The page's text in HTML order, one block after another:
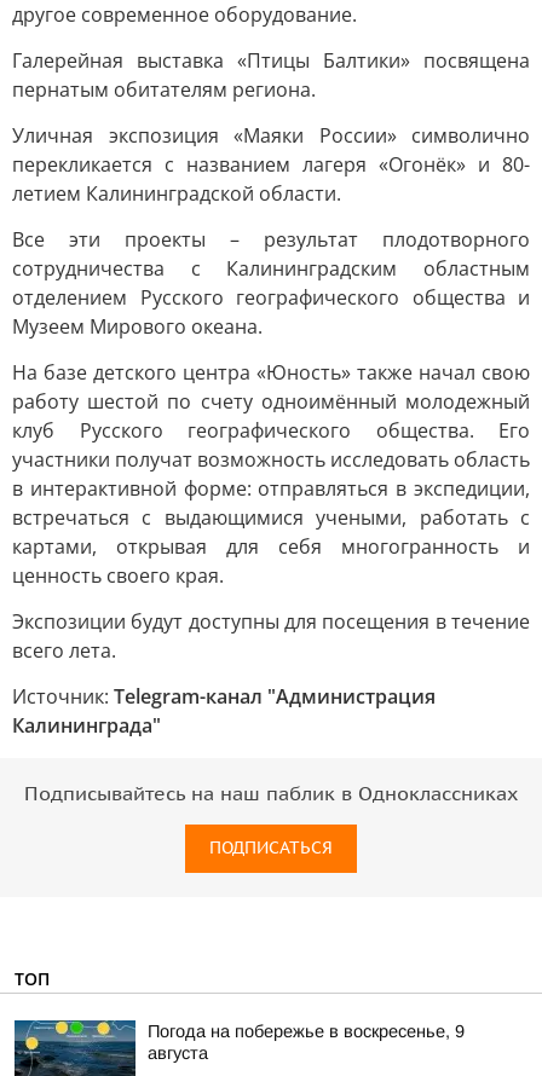
другое современное оборудование.
Галерейная выставка «Птицы Балтики» посвящена
пернатым обитателям региона.
Уличная экспозиция «Маяки России» символично
перекликается с названием лагеря «Огонёк» и 80-
летием Калининградской области.
Все эти проекты – результат плодотворного
сотрудничества с Калининградским областным
отделением Русского географического общества и
Музеем Мирового океана.
На базе детского центра «Юность» также начал свою
работу шестой по счету одноимённый молодежный
клуб Русского географического общества. Его
участники получат возможность исследовать область
в интерактивной форме: отправляться в экспедиции,
встречаться с выдающимися учеными, работать с
картами, открывая для себя многогранность и
ценность своего края.
Экспозиции будут доступны для посещения в течение
всего лета.
Источник: Telegram-канал "Администрация
Калининграда"
Подписывайтесь на наш паблик в Одноклассниках
ПОДПИСАТЬСЯ
ТОП
Погода на побережье в воскресенье, 9
августа